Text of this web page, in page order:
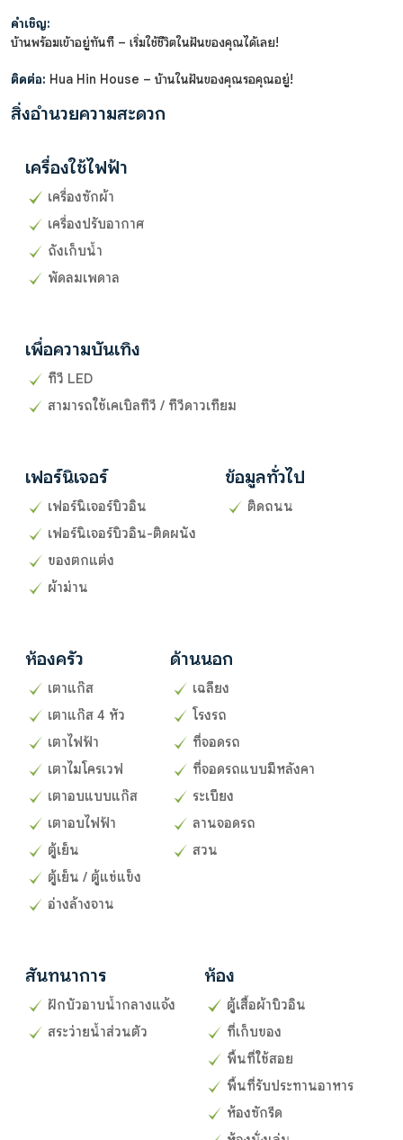
คำเชิญ:
บ้านพร้อมเข้าอยู่ทันที – เริ่มใช้ชีวิตในฝันของคุณได้เลย!
ติดต่อ: Hua Hin House – บ้านในฝันของคุณรอคุณอยู่!
สิ่งอำนวยความสะดวก
เครื่องใช้ไฟฟ้า
เครื่องซักผ้า
เครื่องปรับอากาศ
ถังเก็บน้ำ
พัดลมเพดาล
เพื่อความบันเทิง
ทีวี LED
สามารถใช้เคเบิลทีวี / ทีวีดาวเทียม
เฟอร์นิเจอร์
เฟอร์นิเจอร์บิวอิน
เฟอร์นิเจอร์บิวอิน-ติดผนัง
ของตกแต่ง
ผ้าม่าน
ข้อมูลทั่วไป
ติดถนน
ห้องครัว
เตาแก๊ส
เตาแก๊ส 4 หัว
เตาไฟฟ้า
เตาไมโครเวฟ
เตาอบแบบแก๊ส
เตาอบไฟฟ้า
ตู้เย็น
ตู้เย็น / ตู้แช่แข็ง
อ่างล้างจาน
ด้านนอก
เฉลียง
โรงรถ
ที่จอดรถ
ที่จอดรถแบบมีหลังคา
ระเบียง
ลานจอดรถ
สวน
สันทนาการ
ฝักบัวอาบน้ำกลางแจ้ง
สระว่ายน้ำส่วนตัว
ห้อง
ตู้เสื้อผ้าบิวอิน
ที่เก็บของ
พื้นที่ใช้สอย
พื้นที่รับประทานอาหาร
ห้องซักรีด